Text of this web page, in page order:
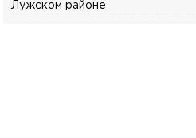
Лужском районе